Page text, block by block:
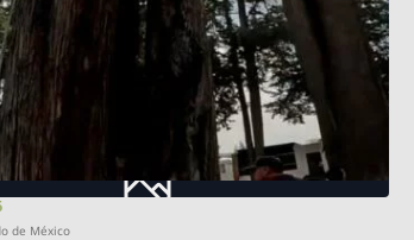
de México